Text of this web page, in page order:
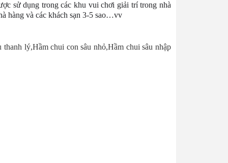
sử dụng trong các khu vui chơi giải trí trong nhà
hàng và các khách sạn 3-5 sao…vv
lý,Hầm chui con sâu nhỏ,Hầm chui sâu nhập